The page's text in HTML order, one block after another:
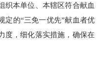
织本单位、本辖区符合献血
定的“三免一优先”献血者优
度，细化落实措施，确保在